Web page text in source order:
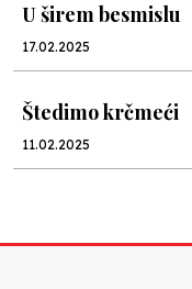
U širem besmislu
17.02.2025
Štedimo krčmeći
11.02.2025
26.12.2024